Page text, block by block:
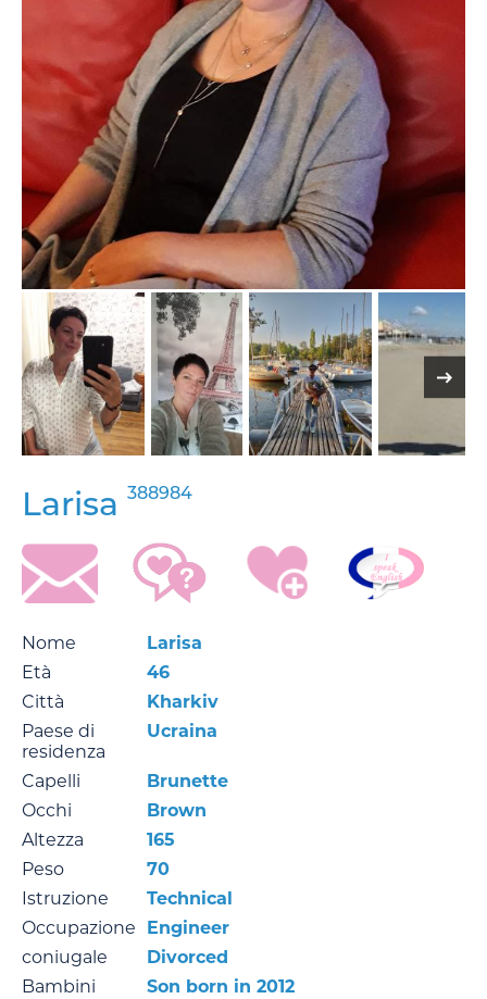
Larisa 388984
Nome
Larisa
Età
46
Città
Kharkiv
Paese di
residenza
Ucraina
Capelli
Brunette
Occhi
Brown
Altezza
165
Peso
70
Istruzione
Technical
Occupazione
Engineer
coniugale
Divorced
Bambini
Son born in 2012